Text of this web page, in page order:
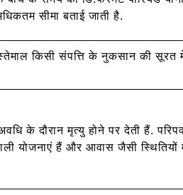
सीमा बताई जाती है.
किसी संपत्ति के नुकसान की
के दौरान मृत्यु होने पर देती हैं.
योजनाएं हैं और आवास जैसी स्थितियों